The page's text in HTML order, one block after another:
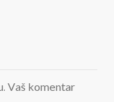
Vaš komentar